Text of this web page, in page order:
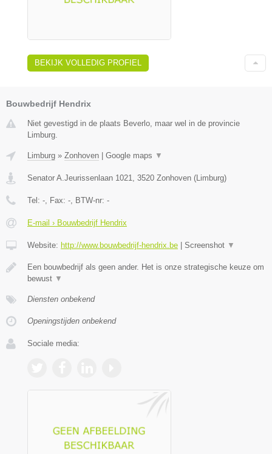
BEKIJK VOLLEDIG PROFIEL
Bouwbedrijf Hendrix
Niet gevestigd in de plaats Beverlo, maar wel in de provincie
Limburg.
Limburg » Zonhoven Google maps ▼
Senator A.Jeurissenlaan 1021, 3520 Zonhoven (Limburg)
Tel: -, Fax: -, BTW-nr: -
E-mail › Bouwbedrijf Hendrix
Website: http://www.bouwbedrijf-hendrix.be Screenshot ▼
Een bouwbedrijf als geen ander. Het is onze strategische keuze om
bewust ▼
Diensten onbekend
Openingstijden onbekend
Sociale media: